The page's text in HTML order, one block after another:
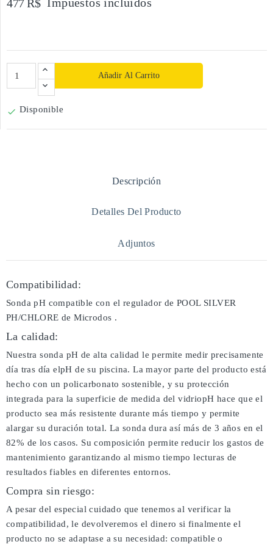
477 R$
Añadir Al Carrito
 Disponible
Descripción
Detalles Del Producto
Adjuntos
Compatibilidad:
Sonda pH compatible con el regulador de POOL SILVER
PH/CHLORE de Microdos .
La calidad:
Nuestra sonda pH de alta calidad le permite medir precisamente
día tras día elpH de su piscina. La mayor parte del producto está
hecho con un policarbonato sostenible, y su protección
integrada para la superficie de medida del vidriopH hace que el
producto sea más resistente durante más tiempo y permite
alargar su duración total. La sonda dura así más de 3 años en el
82% de los casos. Su composición permite reducir los gastos de
mantenimiento garantizando al mismo tiempo lecturas de
resultados fiables en diferentes entornos.
Compra sin riesgo:
A pesar del especial cuidado que tenemos al verificar la
compatibilidad, le devolveremos el dinero si finalmente el
producto no se adaptase a su necesidad: compatible o